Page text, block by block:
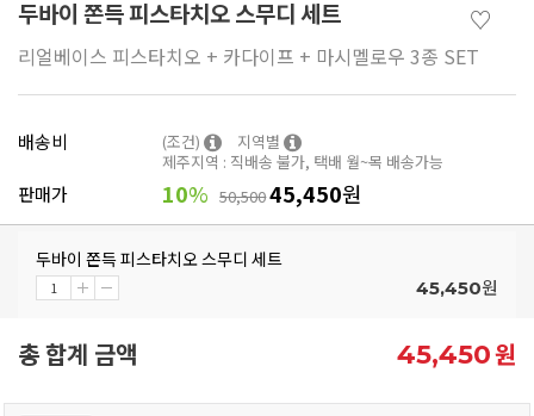
두바이 쫀득 피스타치오 스무디 세트 ♡
리얼베이스 피스타치오 + 카다이프 + 마시멜로우 3종 SET
배송비 (조건)
지역별
제주지역 : 직배송 불가, 택배 월~목 배송가능
판매가 10% 50,50045,450원
두바이 쫀득 피스타치오 스무디 세트
45,450원
총 합계 금액 45,450원